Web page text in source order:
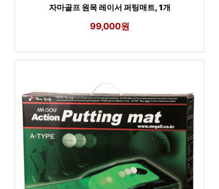
자마골프 원목 레이서 퍼팅매트, 1개
99,000원